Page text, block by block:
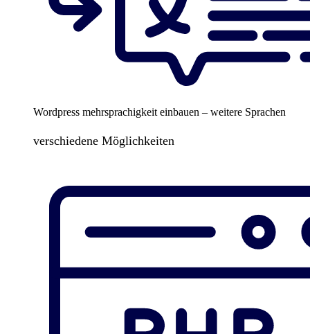
Wordpress mehrsprachigkeit einbauen – weitere Sprachen
verschiedene Möglichkeiten